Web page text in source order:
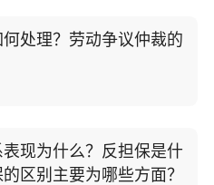
处理？劳动争议仲裁的
现为什么？反担保是什
区别主要为哪些方面？